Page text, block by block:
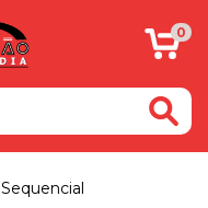
0
Sequencial